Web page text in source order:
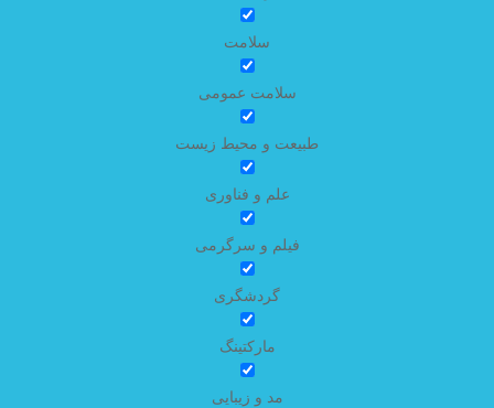
سلامت
سلامت عمومی
طبیعت و محیط زیست
علم و فناوری
فیلم و سرگرمی
گردشگری
مارکتینگ
مد و زیبایی